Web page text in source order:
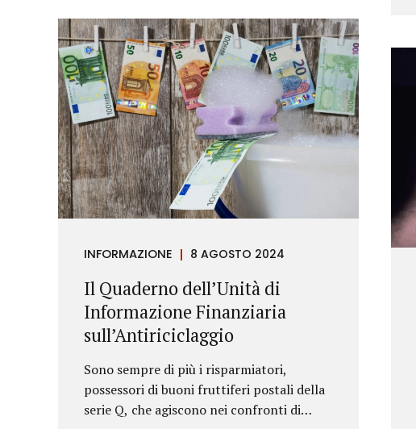
risparmiatori, titolari di quattro buoni da
5.000.000 lire ciascuno, non erano stati
pagati integralmente gli interessi
riportati nel retro dei titoli. E questo a
causa di una modifica dei rendimenti
risalente al 1986, precedente alla loro
sottoscrizione, e di un timbro che Poste
aveva messo sopra la tabella, la quale
riportava un generico...
INFORMAZIONE 8 AGOSTO 2024
Il Quaderno dell’Unità di
Informazione Finanziaria
sull’Antiriciclaggio
Sono sempre di più i risparmiatori,
possessori di buoni fruttiferi postali della
serie Q, che agiscono nei confronti di